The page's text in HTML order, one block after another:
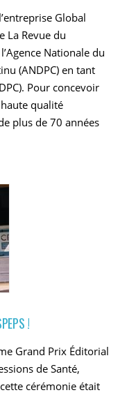
Global
La Revue du
Nationale du
(ANDPC) en tant
Pour concevoir
qualité
plus de 70 années
!
Grand Prix Éditorial
de Santé,
cérémonie était